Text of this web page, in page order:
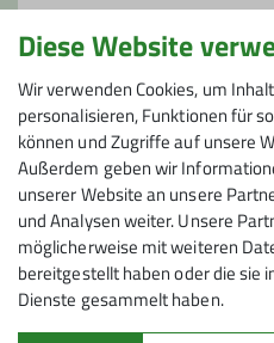
Preis
Kosten: BeaG: 5 €, OrgB:
Maximale
7
Diese Website
Wir verwenden Cookies, um
personalisieren, Funktionen für
können und Zugriffe auf unsere
Außerdem geben wir
unserer Website an unsere
und Analysen weiter. Unsere
möglicherweise mit weiteren
bereitgestellt haben oder die sie
Dienste gesammelt haben.